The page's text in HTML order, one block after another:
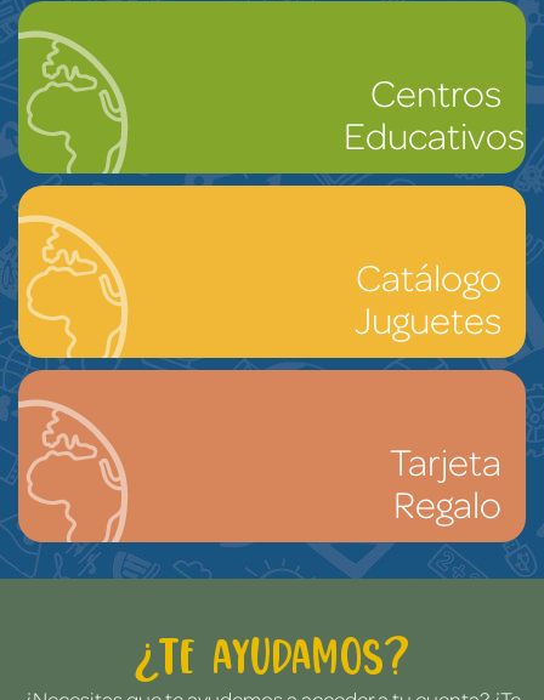
Centros
Educativos
Catálogo
Juguetes
Tarjeta
Regalo
¿Te ayudamos?